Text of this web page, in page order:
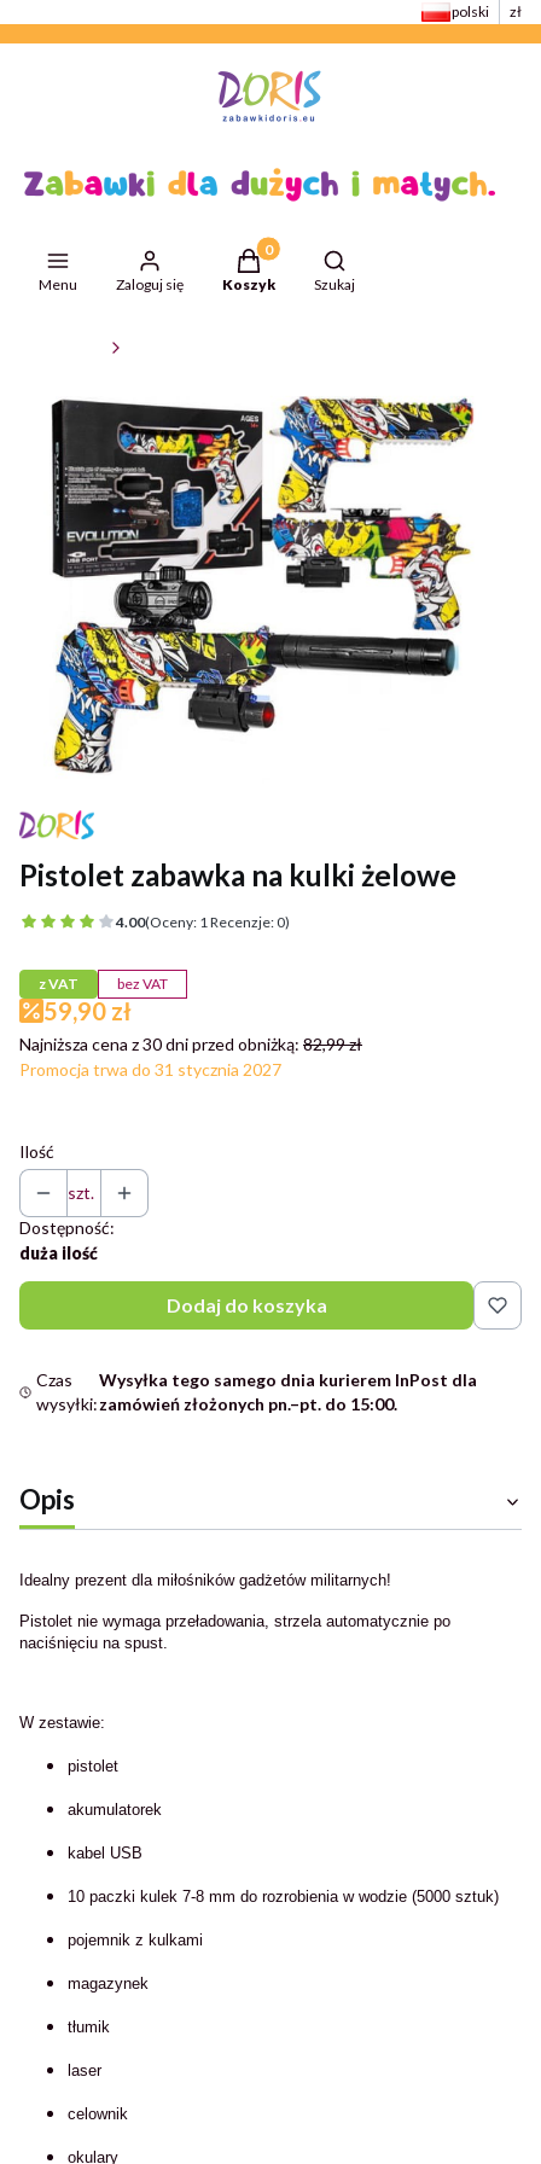
polski zł
Menu Zaloguj się
Produkty w koszyku: 0. Zobacz
Koszyk
Otwórz wyszukiwarkę
Szukaj
Pistolet zabawka na kulki żelowe
4.00(Oceny: 1 Recenzje: 0)
z VAT bez VAT
59,90 zł
Najniższa cena z 30 dni przed obniżką: 82,99 zł
Promocja trwa do 31 stycznia 2027
Ilość
szt.
Dostępność:
duża ilość
Dodaj do koszyka
Czas
wysyłki:
Wysyłka tego samego dnia kurierem InPost dla
zamówień złożonych pn.–pt. do 15:00.
Opis
Idealny prezent dla miłośników gadżetów militarnych!
Pistolet nie wymaga przeładowania, strzela automatycznie po
naciśnięciu na spust.
W zestawie:
pistolet
akumulatorek
kabel USB
10 paczki kulek 7-8 mm do rozrobienia w wodzie (5000 sztuk)
pojemnik z kulkami
magazynek
tłumik
laser
celownik
okulary